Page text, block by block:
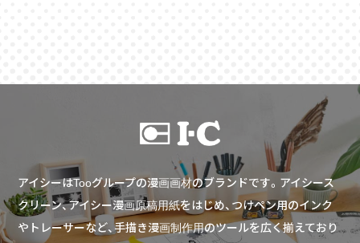
アイシーはTooグループの漫画画材のブランドです。アイシース
クリーン、アイシー漫画原稿用紙をはじめ、つけペン用のインク
やトレーサーなど、手描き漫画制作用のツールを広く揃えており